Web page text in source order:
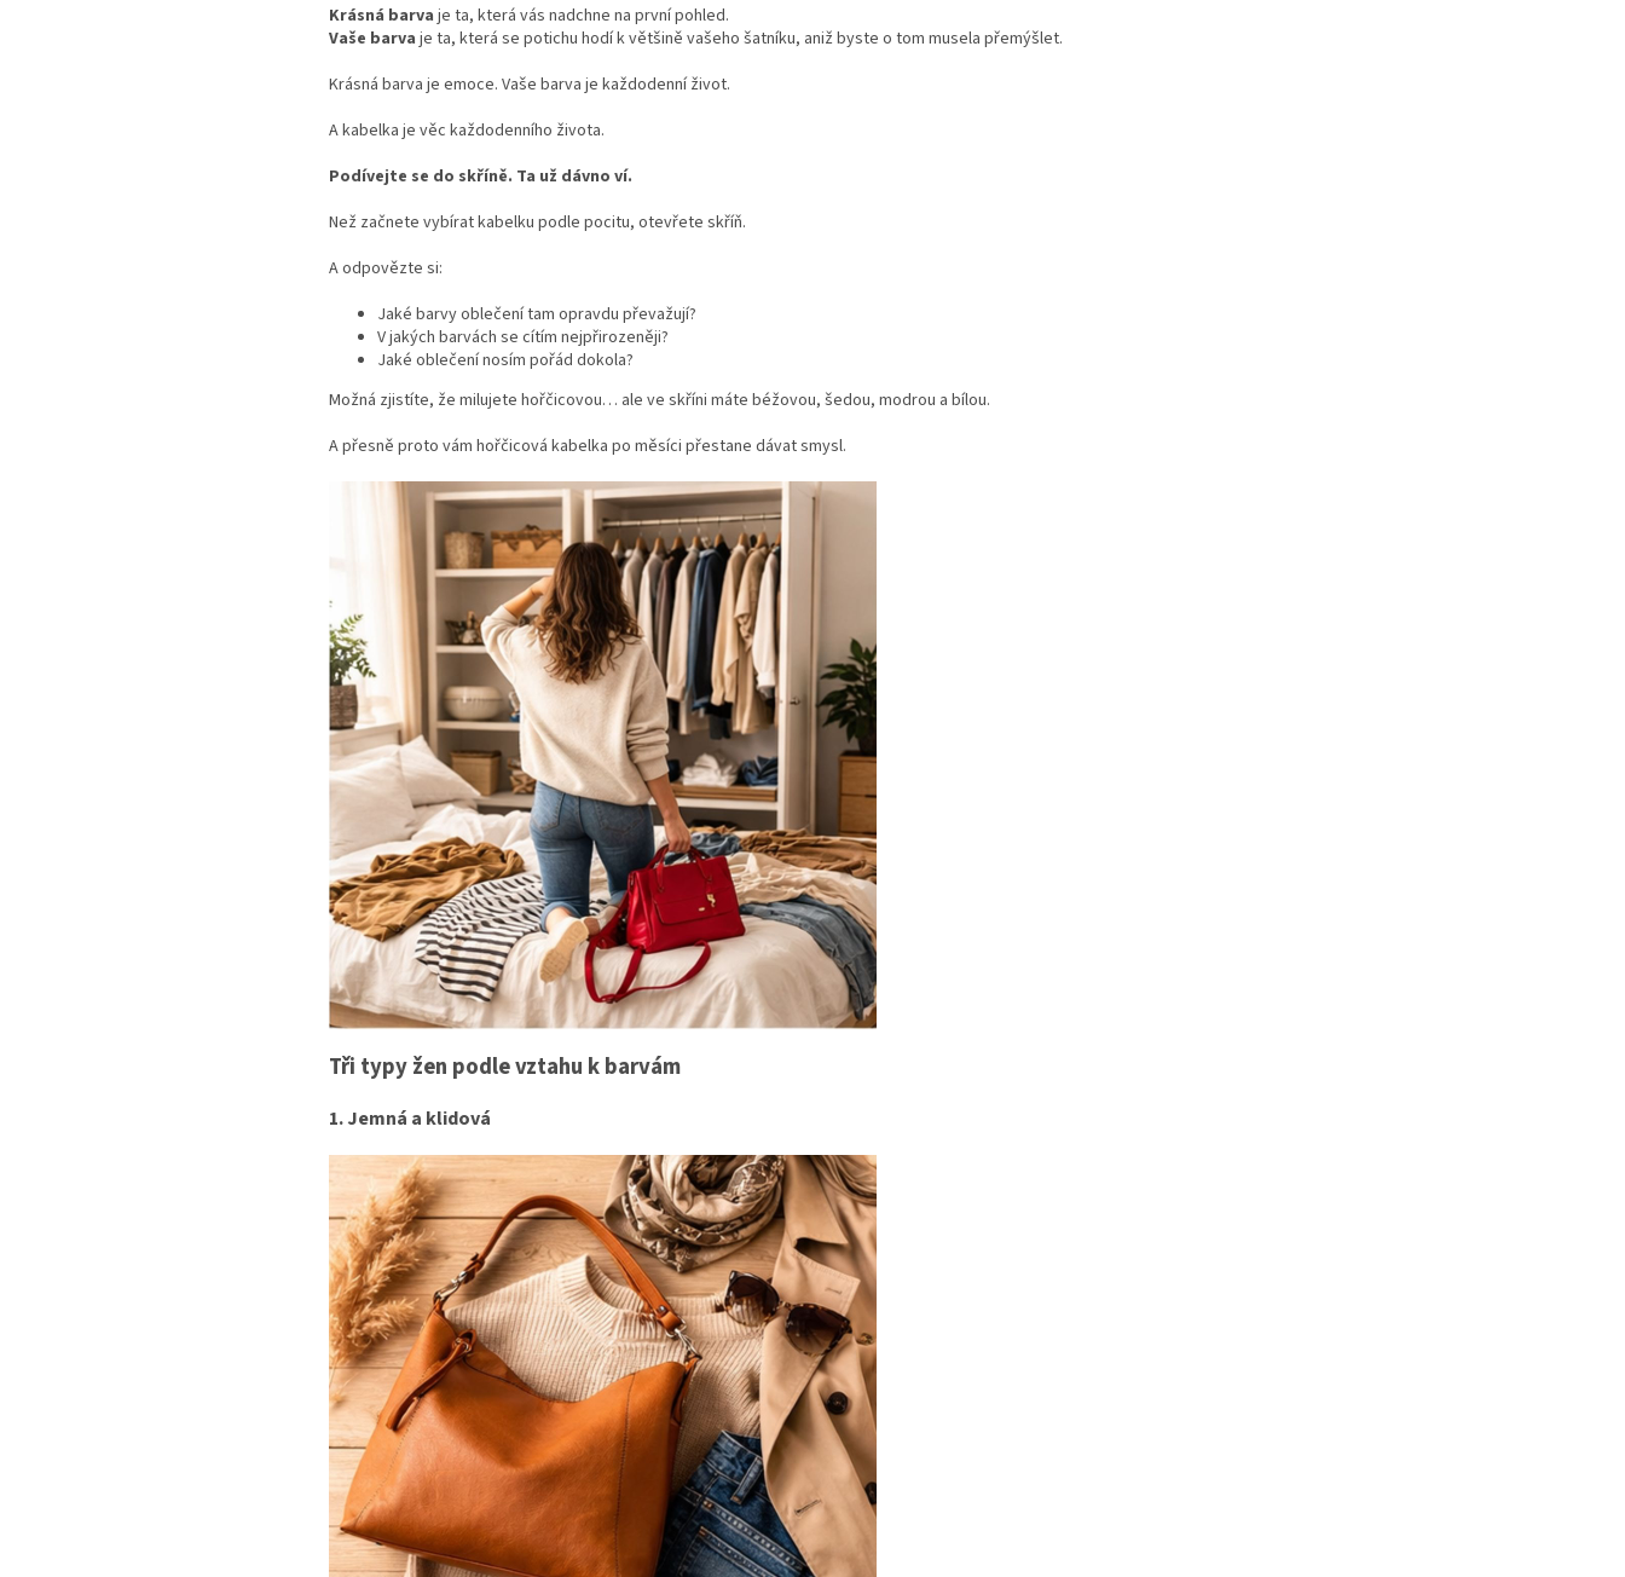
Krásná barva je ta, která vás nadchne na první pohled.
Vaše barva je ta, která se potichu hodí k většině vašeho šatníku, aniž byste o tom musela přemýšlet.
Krásná barva je emoce. Vaše barva je každodenní život.
A kabelka je věc každodenního života.
Podívejte se do skříně. Ta už dávno ví.
Než začnete vybírat kabelku podle pocitu, otevřete skříň.
A odpovězte si:
Jaké barvy oblečení tam opravdu převažují?
V jakých barvách se cítím nejpřirozeněji?
Jaké oblečení nosím pořád dokola?
Možná zjistíte, že milujete hořčicovou… ale ve skříni máte béžovou, šedou, modrou a bílou.
A přesně proto vám hořčicová kabelka po měsíci přestane dávat smysl.
Tři typy žen podle vztahu k barvám
1. Jemná a klidová